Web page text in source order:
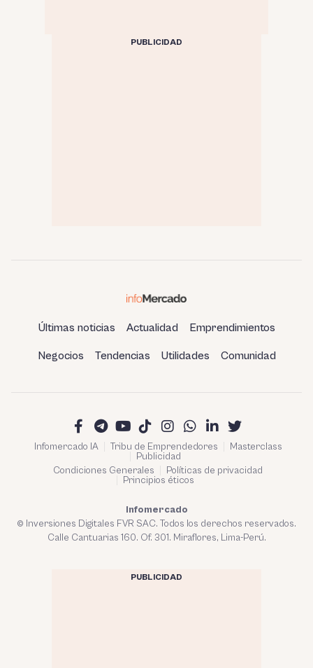
PUBLICIDAD
Últimas noticias Actualidad Emprendimientos
Negocios Tendencias Utilidades Comunidad
Infomercado IA Tribu de Emprendedores
Masterclass
Publicidad
Condiciones Generales
Políticas de privacidad
Principios éticos
Infomercado
© Inversiones Digitales FVR SAC. Todos los derechos reservados.
Calle Cantuarias 160. Of. 301. Miraflores, Lima-Perú.
PUBLICIDAD